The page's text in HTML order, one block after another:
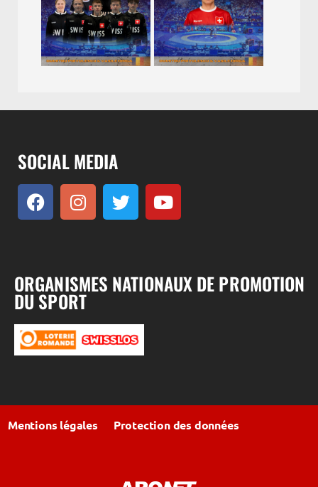
SOCIAL MEDIA
ORGANISMES NATIONAUX DE PROMOTION
DU SPORT
Mentions légales Protection des données